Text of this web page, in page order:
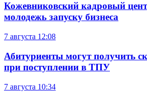
Кожевниковский кадровый
молодежь запуску бизнеса
7 августа 12:08
Абитуриенты могут получить
при поступлении в ТПУ
7 августа 10:34